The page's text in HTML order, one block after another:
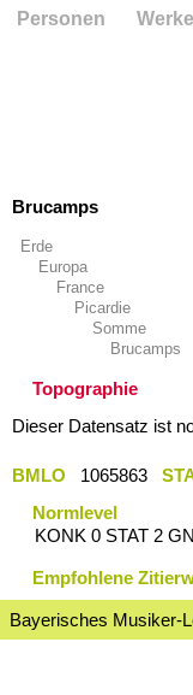
Brucamps
Erde
Europa
France
Picardie
Somme
Brucamps
Topographie
Dieser Datensatz ist
BMLO 1065863
Normlevel
KONK 0 STAT 2
Empfohlene
Bayerisches Musiker-
Personen Werke